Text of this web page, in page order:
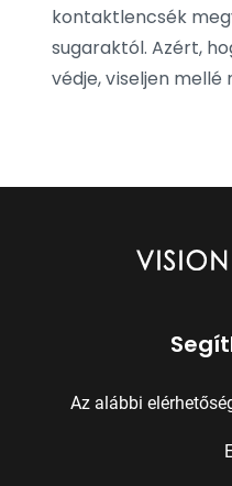
kontaktlencsék
sugaraktól. Azért,
védje, viseljen mellé
Az alábbi